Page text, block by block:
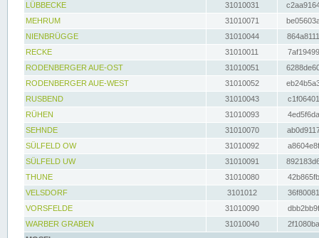
LÜBBECKE
31010031
MEHRUM
31010071
NIENBRÜGGE
31010044
RECKE
31010011
RODENBERGER AUE-OST
31010051
RODENBERGER AUE-WEST
31010052
RUSBEND
31010043
RÜHEN
31010093
SEHNDE
31010070
SÜLFELD OW
31010092
SÜLFELD UW
31010091
THUNE
31010080
VELSDORF
3101012
VORSFELDE
31010090
WARBER GRABEN
31010040